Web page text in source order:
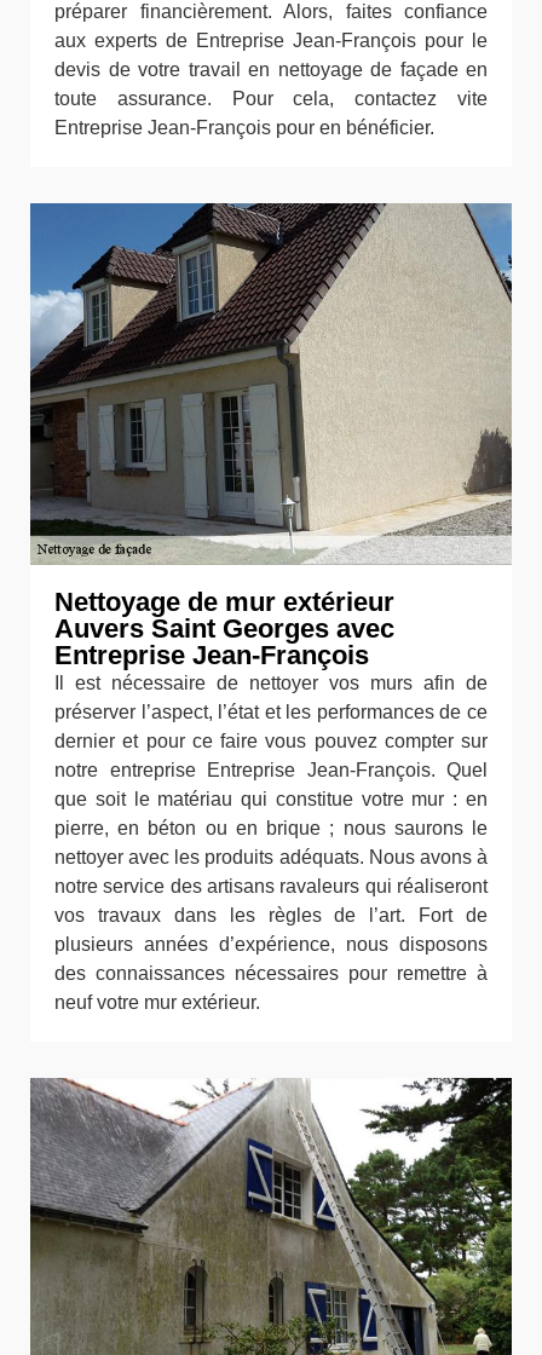
préparer financièrement. Alors, faites confiance
aux experts de Entreprise Jean-François pour le
devis de votre travail en nettoyage de façade en
toute assurance. Pour cela, contactez vite
Entreprise Jean-François pour en bénéficier.
Nettoyage de mur extérieur
Auvers Saint Georges avec
Entreprise Jean-François
Il est nécessaire de nettoyer vos murs afin de
préserver l’aspect, l’état et les performances de ce
dernier et pour ce faire vous pouvez compter sur
notre entreprise Entreprise Jean-François. Quel
que soit le matériau qui constitue votre mur : en
pierre, en béton ou en brique ; nous saurons le
nettoyer avec les produits adéquats. Nous avons à
notre service des artisans ravaleurs qui réaliseront
vos travaux dans les règles de l’art. Fort de
plusieurs années d’expérience, nous disposons
des connaissances nécessaires pour remettre à
neuf votre mur extérieur.